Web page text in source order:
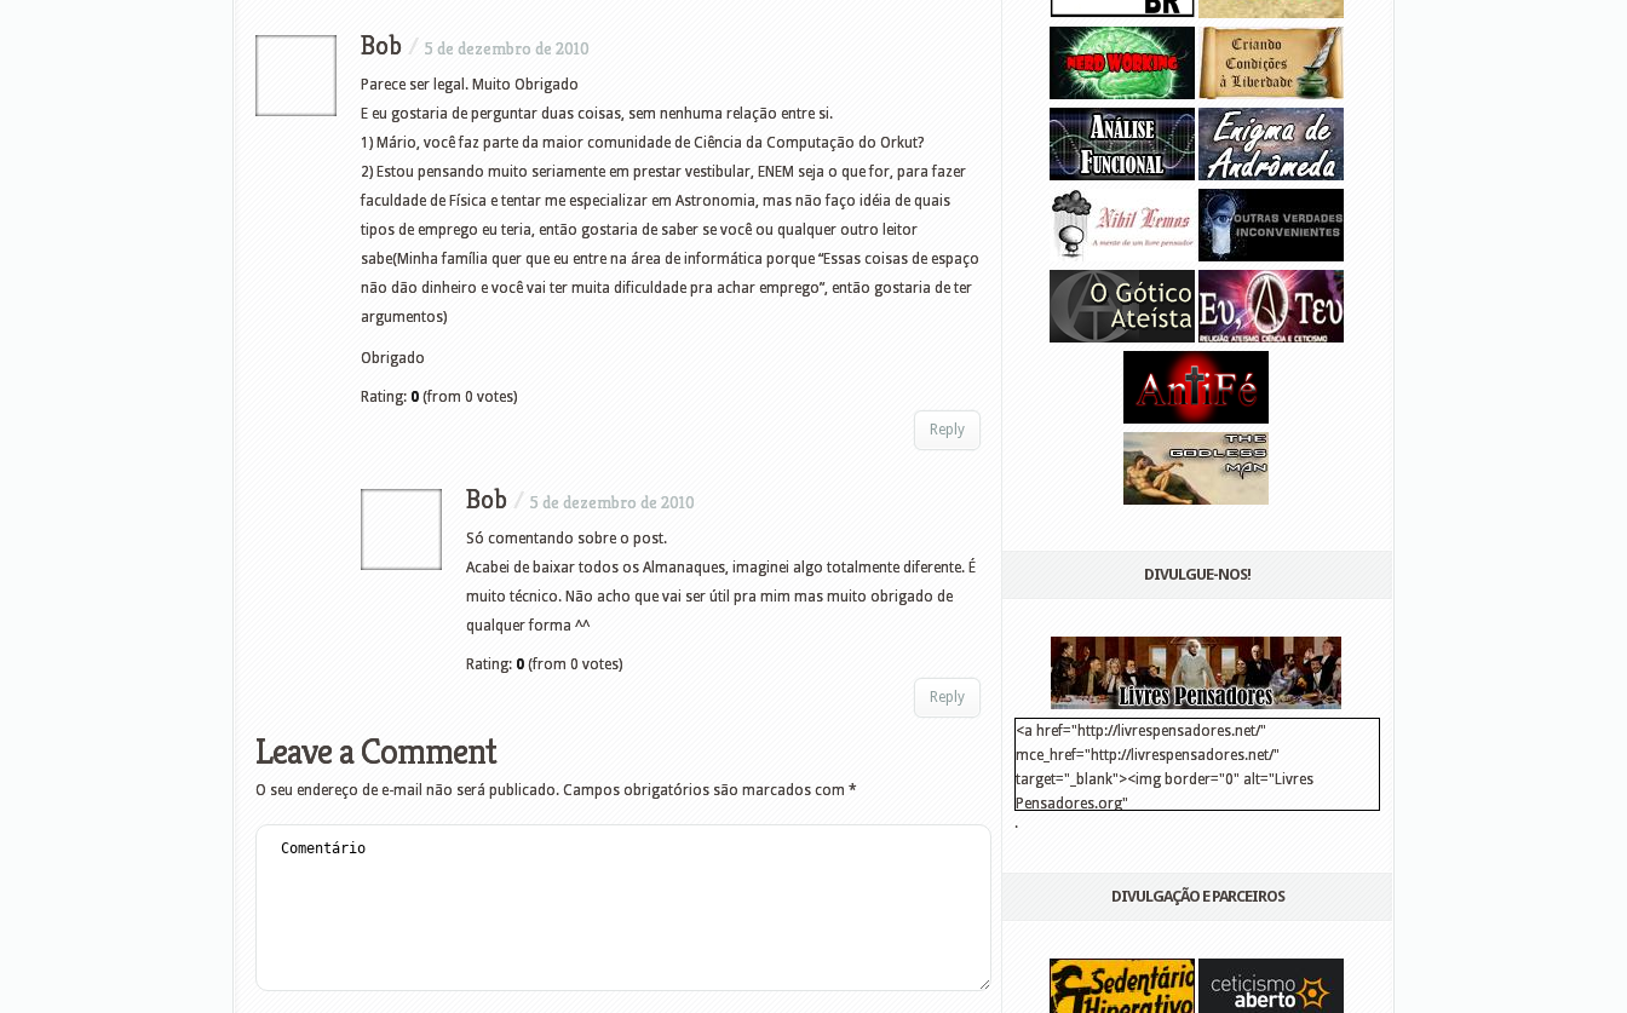
Bob / 5 de dezembro de 2010
Parece ser legal. Muito Obrigado
E eu gostaria de perguntar duas coisas, sem nenhuma relação entre si.
1) Mário, você faz parte da maior comunidade de Ciência da Computação do Orkut?
2) Estou pensando muito seriamente em prestar vestibular, ENEM seja o que for, para fazer
faculdade de Física e tentar me especializar em Astronomia, mas não faço idéia de quais
tipos de emprego eu teria, então gostaria de saber se você ou qualquer outro leitor
sabe(Minha família quer que eu entre na área de informática porque “Essas coisas de espaço
não dão dinheiro e você vai ter muita dificuldade pra achar emprego”, então gostaria de ter
argumentos)
Obrigado
Rating: 0 (from 0 votes)
Reply
Bob / 5 de dezembro de 2010
Só comentando sobre o post.
Acabei de baixar todos os Almanaques, imaginei algo totalmente diferente. É
muito técnico. Não acho que vai ser útil pra mim mas muito obrigado de
qualquer forma ^^
Rating: 0 (from 0 votes)
Reply
Leave a Comment
O seu endereço de e-mail não será publicado. Campos obrigatórios são marcados com *
DIVULGUE-NOS!
<a href="http://livrespensadores.net/"
mce_href="http://livrespensadores.net/"
target="_blank"><img border="0" alt="Livres
Pensadores.org"
src="http://lh6.ggpht.com/_25pDjsdjolQ/TNSgK1CylTI/AAAAAAAAAFk/u8d6kvYMhVc/
.
DIVULGAÇÃO E PARCEIROS